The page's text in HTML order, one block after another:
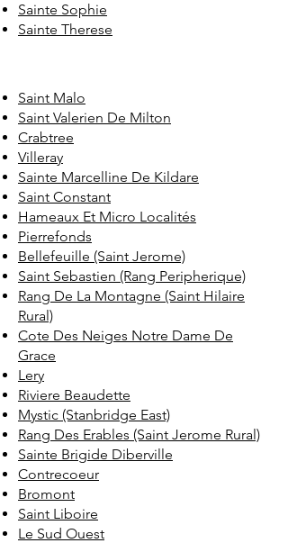
Sainte Sophie
Sainte Therese
Saint Malo
Saint Valerien De Milton
Crabtree
Villeray
Sainte Marcelline De Kildare
Saint Constant
Hameaux Et Micro Localités
Pierrefonds
Bellefeuille (Saint Jerome)
Saint Sebastien (Rang Peripherique)
Rang De La Montagne (Saint Hilaire
Rural)
Cote Des Neiges Notre Dame De
Grace
Lery
Riviere Beaudette
Mystic (Stanbridge East)
Rang Des Erables (Saint Jerome Rural)
Sainte Brigide Diberville
Contrecoeur
Bromont
Saint Liboire
Le Sud Ouest